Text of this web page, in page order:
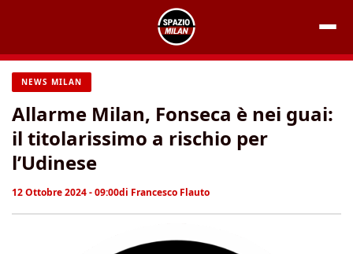
contenuto
NEWS MILAN
Allarme Milan, Fonseca è nei guai:
il titolarissimo a rischio per
l’Udinese
12 Ottobre 2024 - 09:00di Francesco Flauto